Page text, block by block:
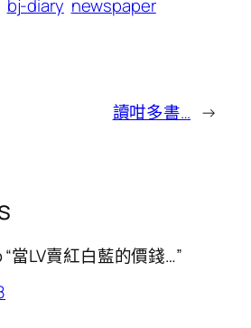
bj-diary newspaper
讀咁多書… →
當LV賣紅白藍的價錢…”